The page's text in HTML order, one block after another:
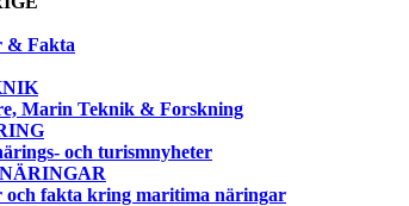
& Fakta
Marin Teknik & Forskning
och turismnyheter
och fakta kring maritima näringar